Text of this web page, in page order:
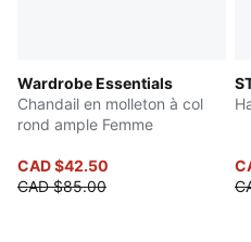
Wardrobe Essentials
Chandail en molleton à col
rond ample Femme
CAD $42.50
CAD $85.00